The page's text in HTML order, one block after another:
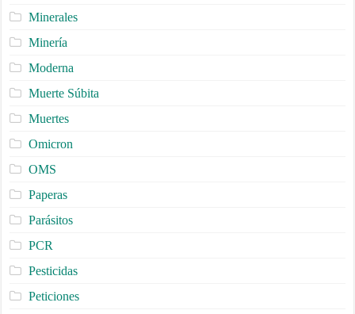
Minerales
Minería
Moderna
Muerte Súbita
Muertes
Omicron
OMS
Paperas
Parásitos
PCR
Pesticidas
Peticiones